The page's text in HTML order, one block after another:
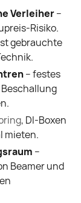
Verleiher–
Risiko.
gebrauchte
– festes
, DI-Boxen
mieten.
–
Beamer und